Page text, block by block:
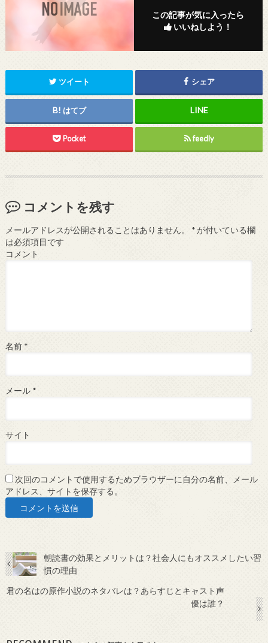
この記事が気に入ったら
いいねしよう！
ツイート シェア
はてブ
Pocket feedly
コメントを残す
メールアドレスが公開されることはありません。 *が付いている欄
は必須項目です
コメント
名前 *
メール *
サイト
次回のコメントで使用するためブラウザーに自分の名前、メール
アドレス、サイトを保存する。
朝読書の効果とメリットは？社会人にもオススメしたい習
慣の理由
君の名はの原作小説のネタバレは？あらすじとキャスト声
優は誰？